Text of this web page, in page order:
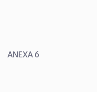
ANEXA 6